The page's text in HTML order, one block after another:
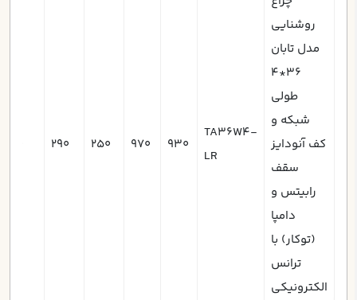
روشنایی
مدل تابان
36*4
طولي
شبکه و
کف آنودایز
سقف
رابیتس و
دامپا
(توکار) با
ترانس
الکترونیکی
TA36W4-
LR
930
970
250
290